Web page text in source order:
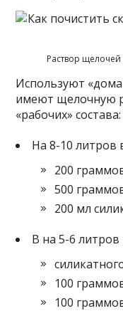
Раствор
Используют
имеют щелочную
«рабочих» состава:
На 8-10 литров
200
500
200 мл
В на 5-6
100
100